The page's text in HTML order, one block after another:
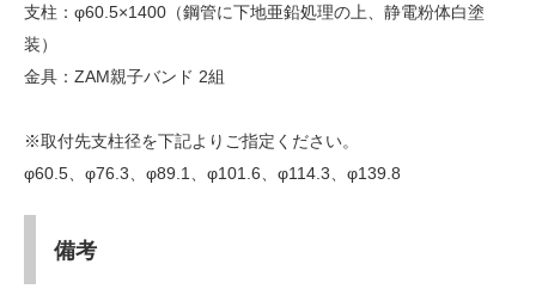
支柱：φ60.5×1400（鋼管に下地亜鉛処理の上、静電粉体白塗
装）
金具：ZAM親子バンド 2組
※取付先支柱径を下記よりご指定ください。
φ60.5、φ76.3、φ89.1、φ101.6、φ114.3、φ139.8
備考